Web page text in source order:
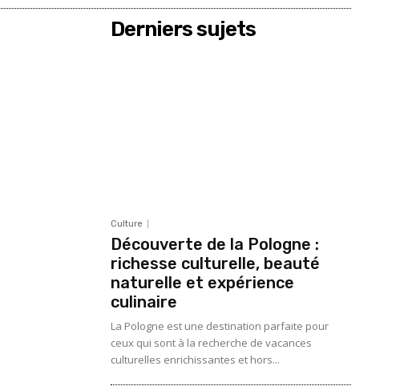
Derniers sujets
Culture
Découverte de la Pologne :
richesse culturelle, beauté
naturelle et expérience
culinaire
La Pologne est une destination parfaite pour
ceux qui sont à la recherche de vacances
culturelles enrichissantes et hors...